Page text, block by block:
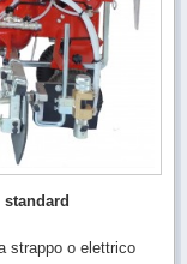
strappo o elettrico